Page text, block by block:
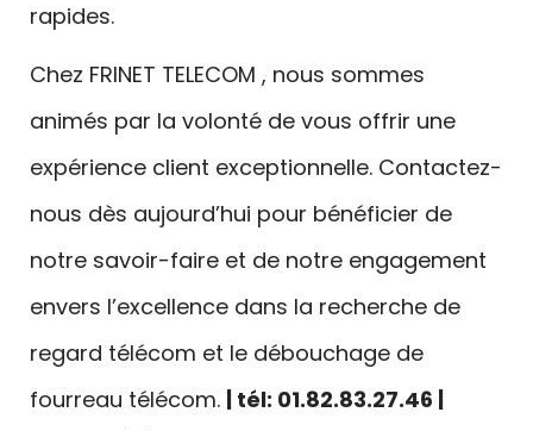
rapides.
Chez FRINET TELECOM , nous sommes
animés par la volonté de vous offrir une
expérience client exceptionnelle. Contactez-
nous dès aujourd’hui pour bénéficier de
notre savoir-faire et de notre engagement
envers l’excellence dans la recherche de
regard télécom et le débouchage de
fourreau télécom. | tél: 01.82.83.27.46 |